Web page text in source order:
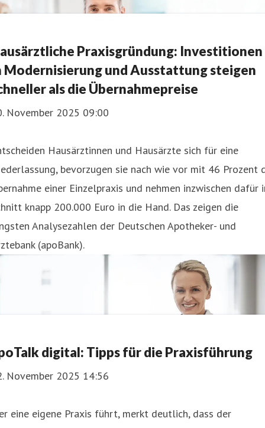
Praxisgründung: Investitionen
Modernisierung und Ausstattung steigen
als die Übernahmepreise
November 2025 09:00
Hausärztinnen und Hausärzte sich für eine
bevorzugen sie nach wie vor mit 46 Prozent
einer Einzelpraxis und nehmen inzwischen dafür
knapp 200.000 Euro in die Hand. Das zeigen die
Analysezahlen der Deutschen Apotheker- und
(apoBank).
digital: Tipps für die Praxisführung
November 2025 14:56
eine eigene Praxis führt, merkt deutlich, dass der